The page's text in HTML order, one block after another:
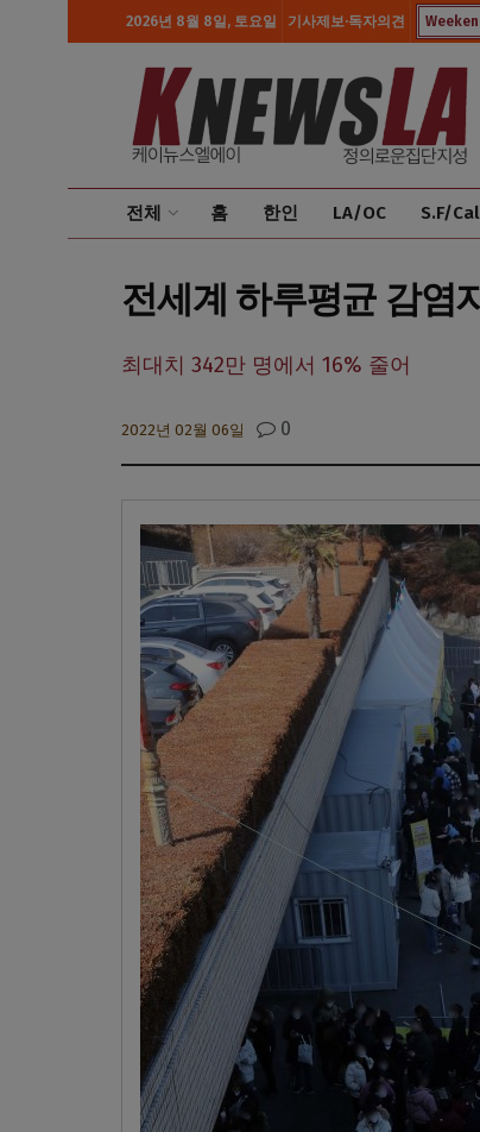
2026년 8월 8일, 토요일 기사제보·독자의견
전체 홈 한인 LA/OC S.F/
전세계 하루평균 감염
최대치 342만 명에서 16% 줄어
2022년 02월 06일 0